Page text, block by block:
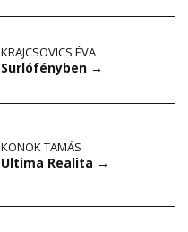
KRAJCSOVICS ÉVA
Surlófényben →
KONOK TAMÁS
Ultima Realita →